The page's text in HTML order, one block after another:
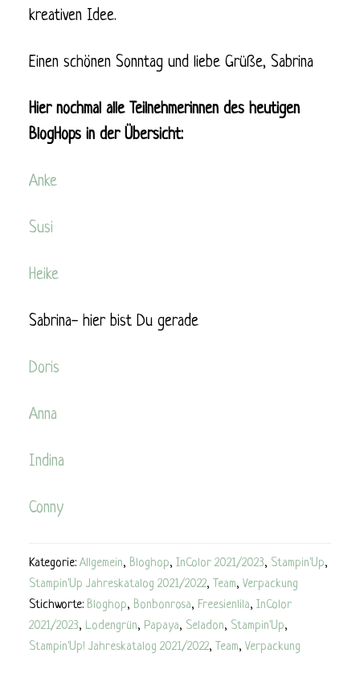
kreativen Idee.
Einen schönen Sonntag und liebe Grüße, Sabrina
Hier nochmal alle Teilnehmerinnen des heutigen
BlogHops in der Übersicht:
Anke
Susi
Heike
Sabrina- hier bist Du gerade
Doris
Anna
Indina
Conny
Kategorie: Allgemein, Bloghop, InColor 2021/2023, Stampin'Up,
Stampin'Up Jahreskatalog 2021/2022, Team, Verpackung
Stichworte: Bloghop, Bonbonrosa, Freesienlila, InColor
2021/2023, Lodengrün, Papaya, Seladon, Stampin'Up,
Stampin'Up! Jahreskatalog 2021/2022, Team, Verpackung